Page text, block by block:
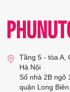
Tầng 5 - tòa A,
Hà Nội
Số nhà 2B ngõ
quận Long